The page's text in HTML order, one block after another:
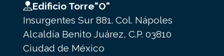
Edificio Torre"O"
Insurgentes Sur 881. Col. Nápoles
Alcaldía Benito Juárez, C.P. 03810
Ciudad de México